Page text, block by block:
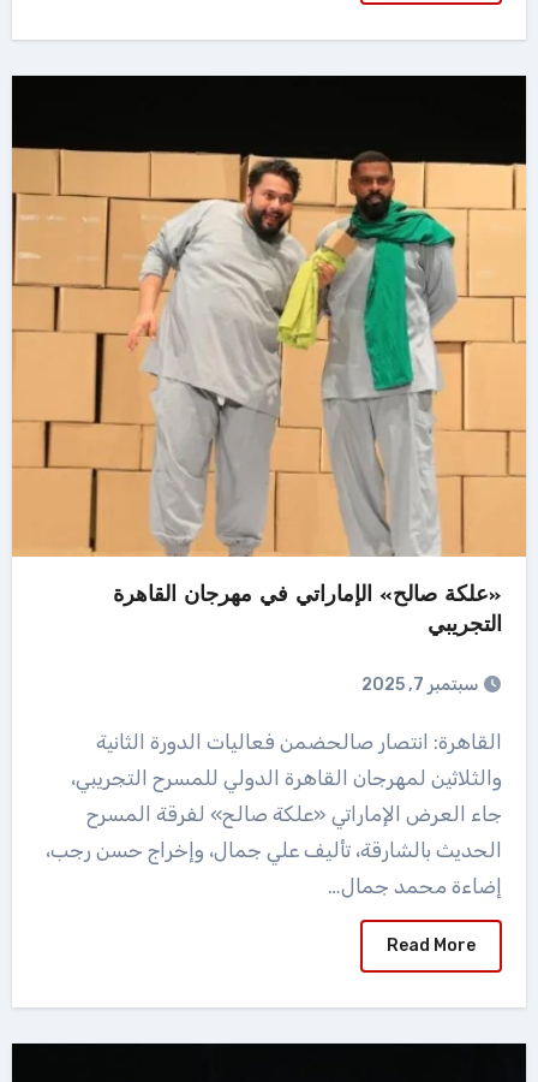
«علكة صالح» الإماراتي في مهرجان القاهرة
التجريبي
سبتمبر 7, 2025
والثلاثين لمهرجان القاهرة الدولي للمسرح التجريبي،
جاء العرض الإماراتي «علكة صالح» لفرقة المسرح
الحديث بالشارقة، تأليف علي جمال، وإخراج حسن رجب،
إضاءة محمد جمال…
Read More